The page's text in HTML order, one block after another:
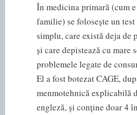
În medicina primară (cum
familie) se folosește un test
simplu, care există deja de
și care depistează cu mare
problemele legate de
El a fost botezat CAGE,
menmotehnică explicabilă
engleză, și conține doar 4